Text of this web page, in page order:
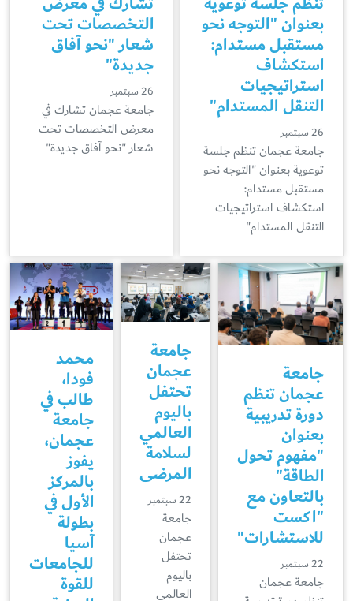
بعنوان "التوجه نحو
مستقبل مستدام:
استكشاف
استراتيجيات
التنقل المستدام"
26 سبتمبر
جامعة عجمان تنظم جلسة
توعوية بعنوان "التوجه نحو
مستقبل مستدام:
استكشاف استراتيجيات
التنقل المستدام"
التخصصات تحت
شعار "نحو آفاق
جديدة"
26 سبتمبر
جامعة عجمان تشارك في
معرض التخصصات تحت
شعار "نحو آفاق جديدة"
جامعة
عجمان تنظم
دورة تدريبية
بعنوان
"مفهوم تحول
الطاقة"
بالتعاون مع
"اكست
للاستشارات"
22 سبتمبر
جامعة عجمان
جامعة
عجمان
تحتفل
باليوم
العالمي
لسلامة
المرضى
22 سبتمبر
جامعة
عجمان
تحتفل
باليوم
العالمي
محمد
فودا،
طالب في
جامعة
عجمان،
يفوز
بالمركز
الأول في
بطولة
آسيا
للجامعات
للقوة